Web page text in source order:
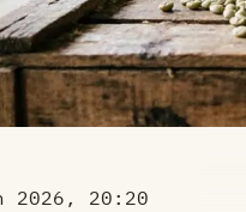
2026, 20:20